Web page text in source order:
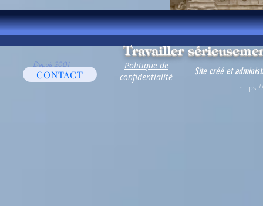
CONTACT
Travailler
Politique de
confidentialité
Site créé et
Depuis 2001